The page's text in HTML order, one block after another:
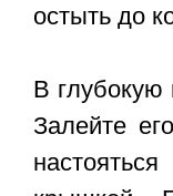
остыть до
В глубокую
Залейте